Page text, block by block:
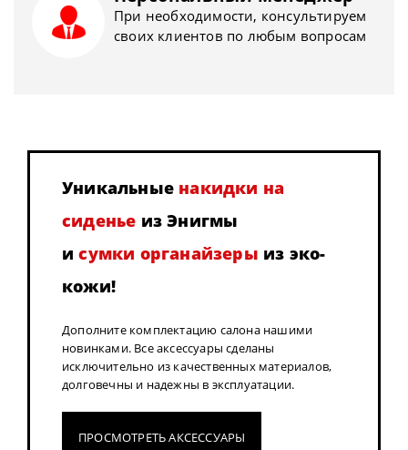
При необходимости, консультируем
своих клиентов по любым вопросам
Уникальные накидки на
сиденье из Энигмы
исумки органайзеры из эко-
кожи!
Дополните комплектацию салона нашими
новинками. Все аксессуары сделаны
исключительно из качественных материалов,
долговечны и надежны в эксплуатации.
ПРОСМОТРЕТЬ АКСЕССУАРЫ